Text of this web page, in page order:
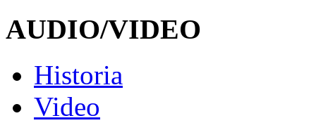
AUDIO/VIDEO
Historia
Video